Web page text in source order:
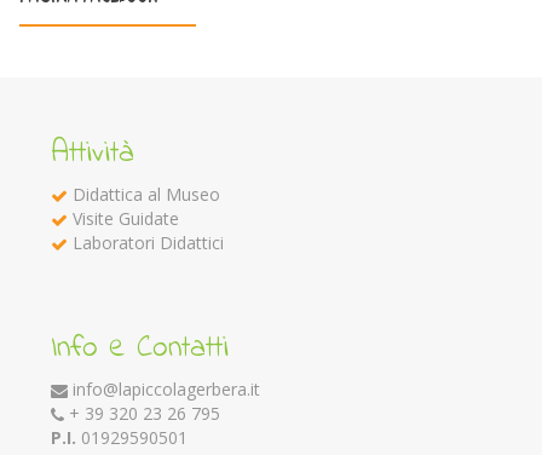
Attività
Didattica al Museo
Visite Guidate
Laboratori Didattici
Info e Contatti
info@lapiccolagerbera.it
+ 39 320 23 26 795
P.I. 01929590501